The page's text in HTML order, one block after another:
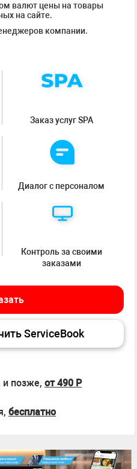
валют цены на товары
на сайте.
компании.
Заказ услуг SPA
Диалог с персоналом
Контроль за своими
заказами
ServiceBook
и позже, от 490 Р
бесплатно